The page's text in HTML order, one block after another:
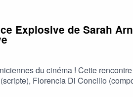
Explosive de Sarah
du cinéma ! Cette
Florencia Di Concilio
explosive de Sarah Arnold,